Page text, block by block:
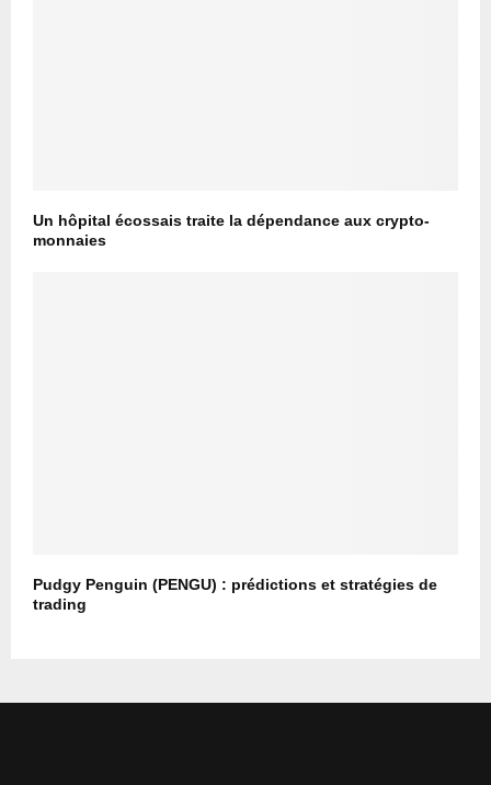
Un hôpital écossais traite la dépendance aux crypto-
monnaies
Pudgy Penguin (PENGU) : prédictions et stratégies de
trading